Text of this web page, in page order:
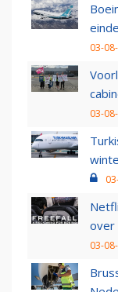
03-
03-
over
03-